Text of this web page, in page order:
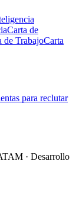
Carta de
de TrabajoCarta
para reclutar
· Desarrollo